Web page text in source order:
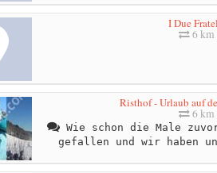
I Due
6 km
Risthof - Urlaub auf
6 km
Wie schon die Male
gefallen und wir haben